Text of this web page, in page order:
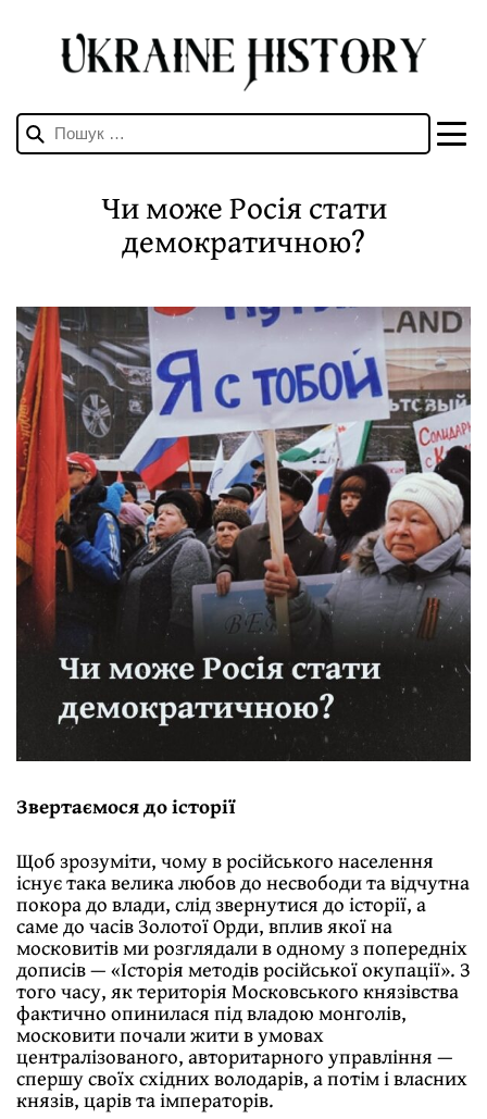
Пошук:
Чи може Росія стати
демократичною?
Звертаємося до історії
Щоб зрозуміти, чому в російського населення
існує така велика любов до несвободи та відчутна
покора до влади, слід звернутися до історії, а
саме до часів Золотої Орди, вплив якої на
московитів ми розглядали в одному з попередніх
дописів — «Історія методів російської окупації». З
того часу, як територія Московського князівства
фактично опинилася під владою монголів,
московити почали жити в умовах
централізованого, авторитарного управління —
спершу своїх східних володарів, а потім і власних
князів, царів та імператорів.